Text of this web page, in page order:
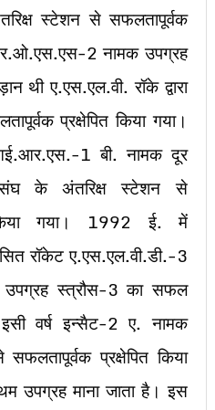
स्टेशन से सफलतापूर्वक
2 नामक उपग्रह
थी ए.एस.एल.वी. रॉके द्वारा
प्रक्षेपित किया गया।
1 बी. नामक दूर
संघ के अंतरिक्ष स्टेशन से
किया गया। 1992 ई. में
रॉकेट ए.एस.एल.वी.डी.-3
उपग्रह स्त्रौस-3 का सफल
वर्ष इन्सैट-2 ए. नामक
प्रक्षेपित किया
उपग्रह माना जाता है। इस